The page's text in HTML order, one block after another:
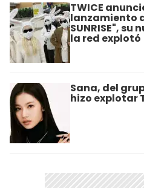
TWICE
lanzamiento
SUNRISE", su
la red explotó
Sana, del
hizo explotar